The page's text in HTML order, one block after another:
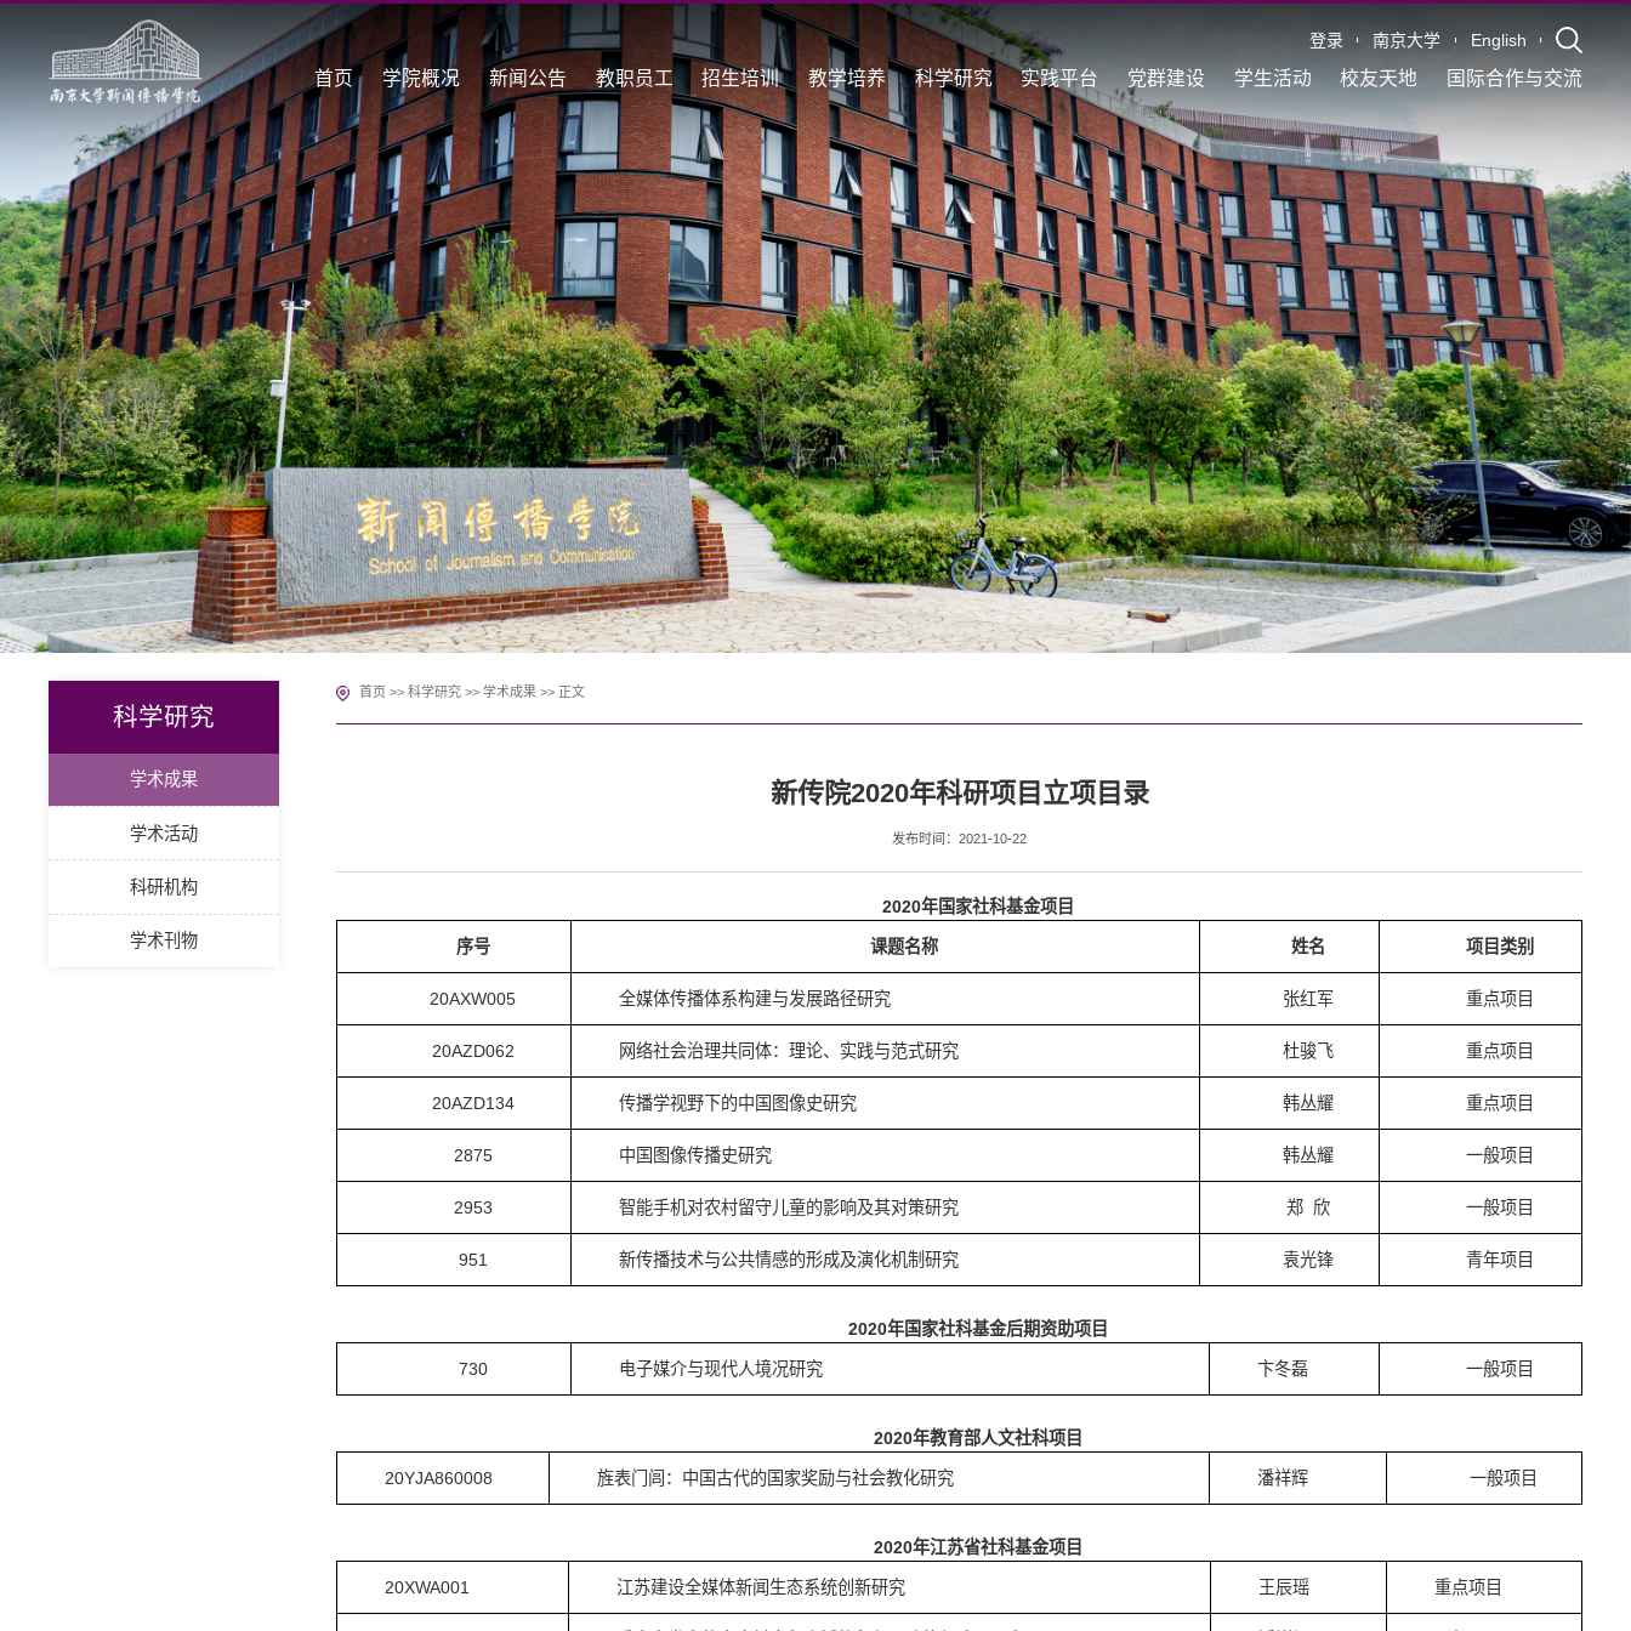
登录 南京大学 English
首页 学院概况 新闻公告 教职员工 招生培训 教学培养 科学研究 实践平台 党群建设 学生活动 校友天地 国际合作与交流
科学研究
学术成果
学术活动
科研机构
学术刊物
首页 >> 科学研究 >> 学术成果 >> 正文
新传院2020年科研项目立项目录
发布时间：2021-10-22
2020年国家社科基金项目
序号 课题名称 姓名 项目类别
20AXW005 全媒体传播体系构建与发展路径研究 张红军 重点项目
20AZD062 网络社会治理共同体：理论、实践与范式研究 杜骏飞 重点项目
20AZD134 传播学视野下的中国图像史研究 韩丛耀 重点项目
2875 中国图像传播史研究 韩丛耀 一般项目
2953 智能手机对农村留守儿童的影响及其对策研究 郑 欣 一般项目
951 新传播技术与公共情感的形成及演化机制研究 袁光锋 青年项目
2020年国家社科基金后期资助项目
730 电子媒介与现代人境况研究 卞冬磊 一般项目
2020年教育部人文社科项目
20YJA860008 旌表门闾：中国古代的国家奖励与社会教化研究 潘祥辉 一般项目
2020年江苏省社科基金项目
20XWA001 江苏建设全媒体新闻生态系统创新研究 王辰瑶 重点项目